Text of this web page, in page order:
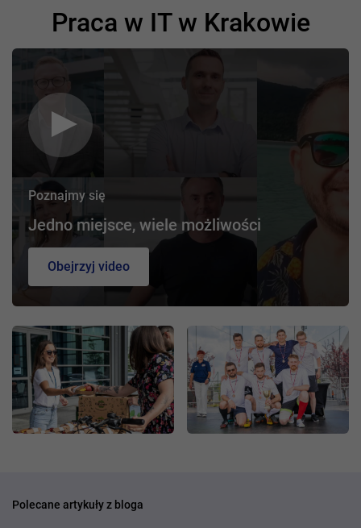
Praca w IT w Krakowie
Poznajmy się
Jedno miejsce, wiele możliwości
Obejrzyj video
Polecane artykuły z bloga